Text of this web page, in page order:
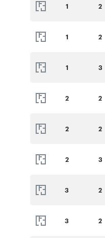
1 2
1 2
1 3
2 2
2 2
2 3
3 2
3 2